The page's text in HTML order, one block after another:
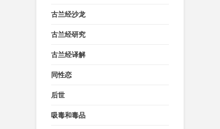
古兰经沙龙
古兰经研究
古兰经译解
同性恋
后世
吸毒和毒品